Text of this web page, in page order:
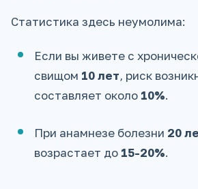
Статистика здесь неумолима:
Если вы живете с
свищом 10 лет, риск
составляет около 10%.
При анамнезе болезни 20
возрастает до 15-20%.